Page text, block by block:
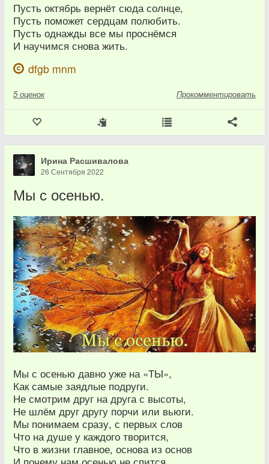
Пусть октябрь вернёт сюда солнце,
Пусть поможет сердцам полюбить.
Пусть однажды все мы проснёмся
И научимся снова жить.
dfgb mnm
5 оценок Прокомментировать
Ирина Расшивалова
26 Сентября 2022
Мы с осенью.
Мы с осенью давно уже на «ТЫ»,
Как самые заядлые подруги.
Не смотрим друг на друга с высоты,
Не шлём друг другу порчи или вьюги.
Мы понимаем сразу, с первых слов
Что на душе у каждого творится,
Что в жизни главное, основа из основ